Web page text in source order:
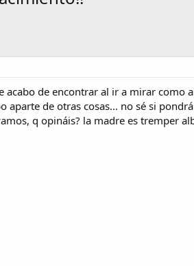
acabo de encontrar al ir a mirar
aparte de otras cosas... no sé si
q opináis? la madre es tremper